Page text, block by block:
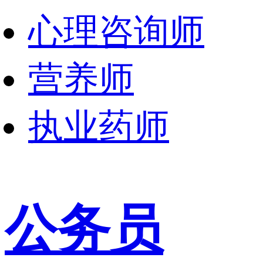
心理咨询师
营养师
执业药师
公务员